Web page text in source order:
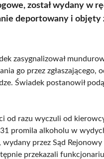
został wydany w
deportowany i objęty
zasygnalizował
go przez zgłaszającego,
Świadek postanowił
od razu wyczuli od
promila alkoholu w
przez Sąd
przekazali